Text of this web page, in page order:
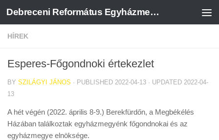
Skip to content Debreceni Református Egyházmegye
HÍREK
Esperes-Főgondnoki értekezlet
BY SZILÁGYI JÁNOS · PUBLISHED 2022-04-13 · UPDATED 2022-04-
13
A hét végén (2022. április 8-9.) Berekfürdőn, a Megbékélés
Házában találkoztak egyházmegyénk főgondnokai és az
egyházmegye elnöksége.